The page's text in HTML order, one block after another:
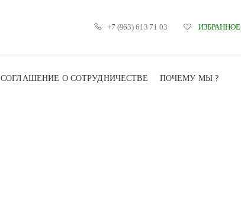
+7 (963) 613 71 03 ИЗБРАННОЕ
СОГЛАШЕНИЕ О СОТРУДНИЧЕСТВЕ ПОЧЕМУ МЫ ?